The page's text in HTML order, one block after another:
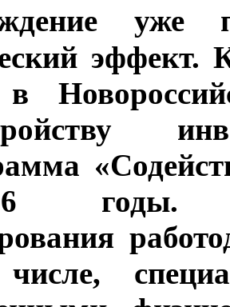
уже
эффект.
в
годы.